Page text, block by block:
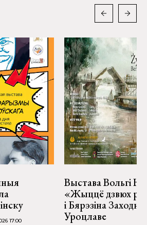
17:00
Выстава Вольгі
«Жыццё дзвюх
і Бярэзіна
Уроцлаве